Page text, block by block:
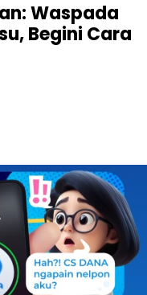
Waspada
Begini Cara